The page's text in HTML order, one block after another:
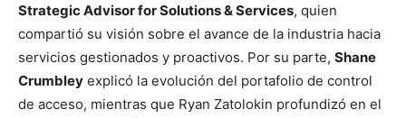
Strategic Advisor for Solutions & Services, quien
compartió su visión sobre el avance de la industria hacia
servicios gestionados y proactivos. Por su parte, Shane
Crumbley explicó la evolución del portafolio de control
de acceso, mientras que Ryan Zatolokin profundizó en el